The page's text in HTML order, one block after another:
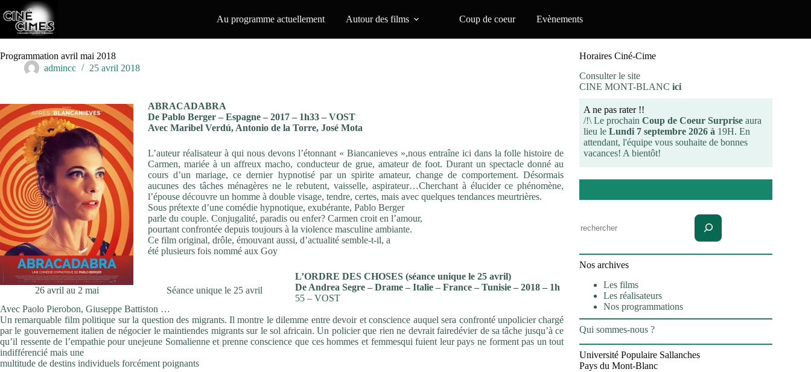
au
contenu
Au programme actuellement Autour des films Coup de coeur Evènements
Programmation avril mai 2018
admincc
25 avril 2018
26 avril au 2 mai
ABRACADABRA
De Pablo Berger – Espagne – 2017 – 1h33 – VOST
Avec Maribel Verdú, Antonio de la Torre, José Mota
L’auteur réalisateur à qui nous devons l’étonnant « Biancanieves »,nous entraîne ici dans la folle histoire de
Carmen, mariée à un affreux macho, conducteur de grue, amateur de foot. Durant un spectacle donné au
cours d’un mariage, ce dernier hypnotisé par un spirite amateur, change de comportement. Désormais
aucunes des tâches ménagères ne le rebutent, vaisselle, aspirateur…Cherchant à élucider ce phénomène,
l’épouse découvre un homme à double visage, tendre, certes, mais avec quelques tendances meurtrières.
Sous prétexte d’une comédie hypnotique, exubérante, Pablo Berger
parle du couple. Conjugalité, paradis ou enfer? Carmen croit en l’amour,
pourtant confrontée depuis toujours à la violence masculine ambiante.
Ce film original, drôle, émouvant aussi, d’actualité semble-t-il, a
été plusieurs fois nommé aux Goy
Séance unique le 25 avril
L’ORDRE DES CHOSES (séance unique le 25 avril)
De Andrea Segre – Drame – Italie – France – Tunisie – 2018 – 1h
55 – VOST
Avec Paolo Pierobon, Giuseppe Battiston …
Un remarquable film politique sur la question des migrants. Il montre le dilemme entre devoir et conscience auquel sera confronté unpolicier chargé
par le gouvernement italien de négocier le maintiendes migrants sur le sol africain. Un policier que rien ne devrait fairedévier de sa tâche jusqu’à ce
qu’il ressente de l’empathie pour unejeune Somalienne et prenne conscience que ces hommes et femmesqui fuient leur pays ne forment pas un tout
indifférencié mais une
multitude de destins individuels forcément poignants
Horaires Ciné-Cime
Consulter le site
CINE MONT-BLANC ici
A ne pas rater !!
/!\ Le prochain Coup de Coeur Surprise aura
lieu le Lundi 7 septembre 2026 à 19H. En
attendant, l'équipe vous souhaite de bonnes
vacances! A bientôt!
Nos archives
Les films
Les réalisateurs
Nos programmations
Qui sommes-nous ?
Université Populaire Sallanches
Pays du Mont-Blanc